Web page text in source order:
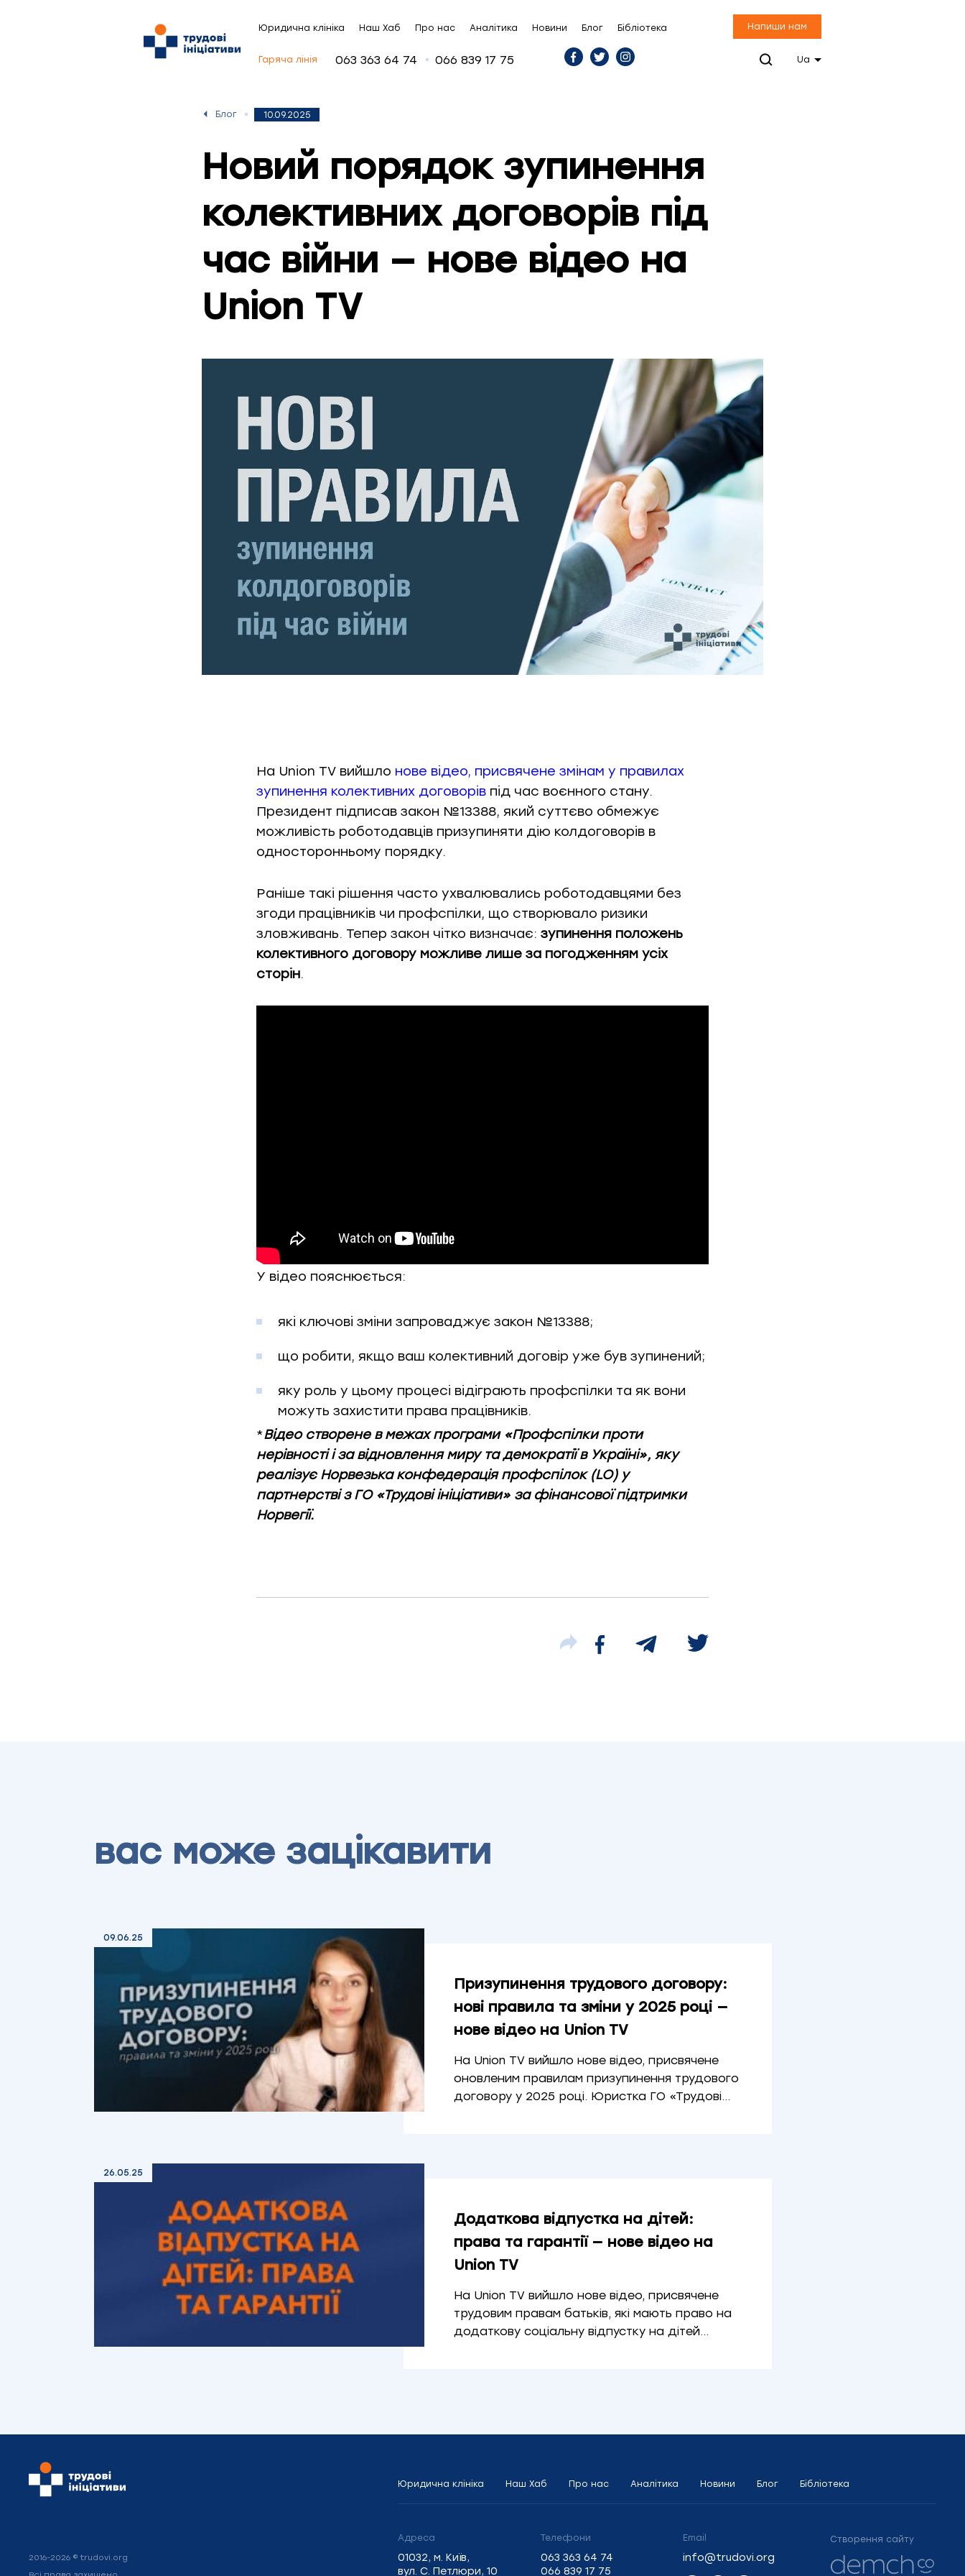
Юридична клініка Наш Хаб Про нас Аналітика Новини Блог Бібліотека Напиши нам
Гаряча лінія 063 363 64 74 066 839 17 75 Ua
Блог 10.09.2025
Новий порядок зупинення
колективних договорів під
час війни — нове відео на
Union TV
На Union TV вийшло нове відео, присвячене змінам у правилах
зупинення колективних договорів під час воєнного стану.
Президент підписав закон №13388, який суттєво обмежує
можливість роботодавців призупиняти дію колдоговорів в
односторонньому порядку.
Раніше такі рішення часто ухвалювались роботодавцями без
згоди працівників чи профспілки, що створювало ризики
зловживань. Тепер закон чітко визначає: зупинення положень
колективного договору можливе лише за погодженням усіх
сторін.
У відео пояснюється:
які ключові зміни запроваджує закон №13388;
що робити, якщо ваш колективний договір уже був зупинений;
яку роль у цьому процесі відіграють профспілки та як вони
можуть захистити права працівників.
*Відео створене в межах програми «Профспілки проти
нерівності і за відновлення миру та демократії в Україні», яку
реалізує Норвезька конфедерація профспілок (LO) у
партнерстві з ГО «Трудові ініціативи» за фінансової підтримки
Норвегії.
вас може зацікавити
09.06.25
Призупинення трудового договору:
нові правила та зміни у 2025 році —
нове відео на Union TV
На Union TV вийшло нове відео, присвячене
оновленим правилам призупинення трудового
договору у 2025 році. Юристка ГО «Трудові…
26.05.25
Додаткова відпустка на дітей:
права та гарантії — нове відео на
Union TV
На Union TV вийшло нове відео, присвячене
трудовим правам батьків, які мають право на
додаткову соціальну відпустку на дітей…
2016-2026 © trudovi.org
Юридична клініка Наш Хаб Про нас Аналітика Новини Блог Бібліотека
Адреса
01032, м. Київ,
вул. С. Петлюри, 10
Телефони
063 363 64 74
066 839 17 75
Email
info@trudovi.org
Створення сайту